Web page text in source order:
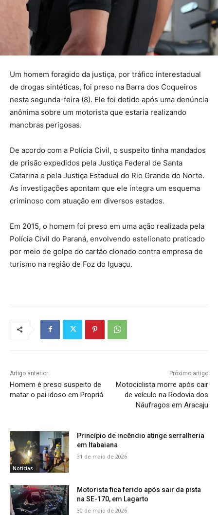
Um homem foragido da justiça, por tráfico interestadual
de drogas sintéticas, foi preso na Barra dos Coqueiros
nesta segunda-feira (8). Ele foi detido após uma denúncia
anônima sobre um motorista que estaria realizando
manobras perigosas.
De acordo com a Polícia Civil, o suspeito tinha mandados
de prisão expedidos pela Justiça Federal de Santa
Catarina e pela Justiça Estadual do Rio Grande do Norte.
As investigações apontam que ele integra um esquema
criminoso com atuação em diversos estados.
Em 2015, o homem foi preso em uma ação realizada pela
Polícia Civil do Paraná, envolvendo estelionato praticado
por meio de golpe do cartão clonado contra empresa de
turismo na região de Foz do Iguaçu.
Artigo anterior
Homem é preso suspeito de
matar o pai idoso em Propriá
Próximo artigo
Motociclista morre após cair
de veículo na Rodovia dos
Náufragos em Aracaju
Noticias
Princípio de incêndio atinge serralheria
em Itabaiana
31 de maio de 2026
Motorista fica ferido após sair da pista
na SE-170, em Lagarto
30 de maio de 2026